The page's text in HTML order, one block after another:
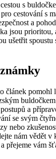
s
cestování s
a
jsou prioritou,
ušetřit spoustu
článek pomohl
a
se svým
nebo
nám vědět v
přejeme vám